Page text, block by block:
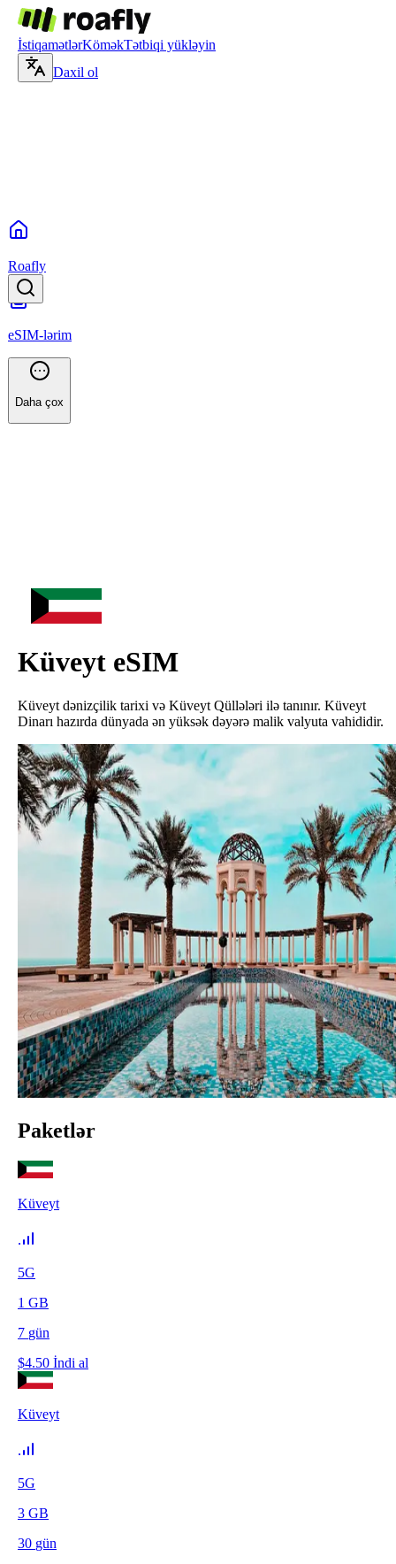
İstiqamətlərKöməkTətbiqi yükləyin
Daxil ol
Roafly
eSIM-lərim
Daha çox
Küveyt eSIM
Küveyt dənizçilik tarixi və Küveyt Qüllələri ilə tanınır. Küveyt
Dinarı hazırda dünyada ən yüksək dəyərə malik valyuta vahididir.
Paketlər
Küveyt
5G
1 GB
7 gün
$4.50 İndi al
Küveyt
5G
3 GB
30 gün